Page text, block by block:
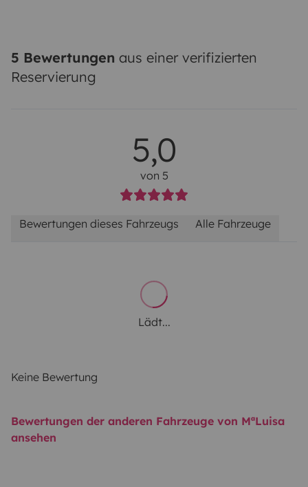
5 Bewertungen aus einer verifizierten
Reservierung
5,0
von 5
Bewertungen dieses Fahrzeugs Alle Fahrzeuge
Lädt...
Keine Bewertung
Bewertungen der anderen Fahrzeuge von MªLuisa
ansehen